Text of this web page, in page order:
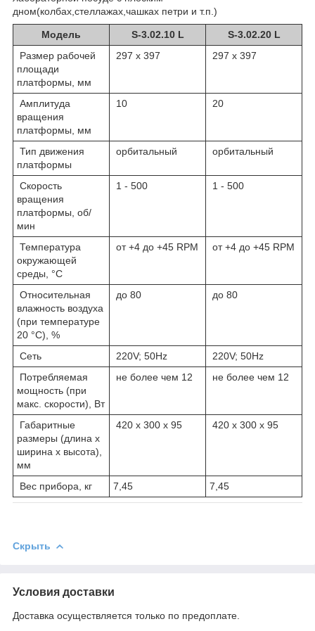
дном(колбах,стеллажах,чашках петри и т.п.)
Модель S-3.02.10 L
S-3.02.20 L
Размер рабочей
площади
платформы, мм
297 x 397 297 x 397
Амплитуда
вращения
платформы, мм
10 20
Тип движения
платформы
орбитальный орбитальный
Скорость
вращения
платформы, об/
мин
1 - 500 1 - 500
Температура
окружающей
среды, °C
от +4 до +45 RPM от +4 до +45 RPM
Относительная
влажность воздуха
(при температуре
20 °С), %
до 80 до 80
Сеть 220V; 50Hz
220V; 50Hz
Потребляемая
мощность (при
макс. скорости), Вт
не более чем 12 не более чем 12
Габаритные
размеры (длина х
ширина х высота),
мм
420 x 300 x 95 420 x 300 x 95
Вес прибора, кг 7,45 7,45
Скрыть
Условия доставки
Доставка осуществляется только по предоплате.